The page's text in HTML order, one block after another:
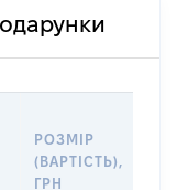
РОЗМІР
(ВАРТІСТЬ),
ГРН